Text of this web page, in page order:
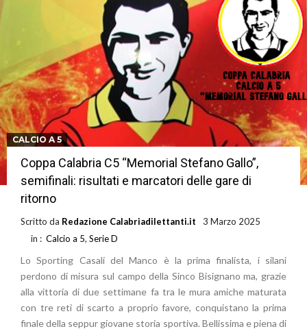
CALCIO A 5
Coppa Calabria C5 “Memorial Stefano Gallo”,
semifinali: risultati e marcatori delle gare di
ritorno
Scritto da Redazione Calabriadilettanti.it
3 Marzo 2025
in : Calcio a 5, Serie D
Lo Sporting Casali del Manco è la prima finalista, i silani
perdono di misura sul campo della Sinco Bisignano ma, grazie
alla vittoria di due settimane fa tra le mura amiche maturata
con tre reti di scarto a proprio favore, conquistano la prima
finale della seppur giovane storia sportiva. Bellissima e piena di